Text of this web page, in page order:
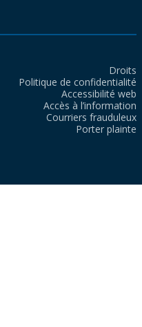
Droits
Politique de confidentialité
Accessibilité web
Accès à l’information
Courriers frauduleux
Porter plainte